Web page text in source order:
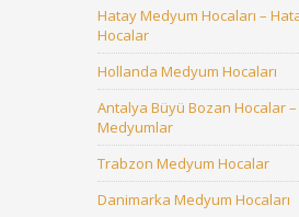
Hatay Medyum Hocaları –
Hocalar
Hollanda Medyum Hocaları
Antalya Büyü Bozan Hocalar –
Medyumlar
Trabzon Medyum Hocalar
Danimarka Medyum Hocaları